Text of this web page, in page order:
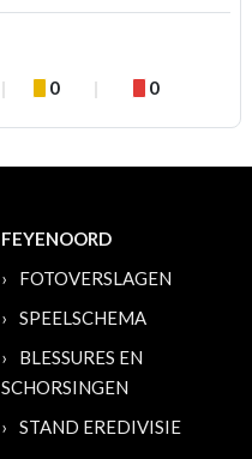
0 0
FEYENOORD
FOTOVERSLAGEN
SPEELSCHEMA
BLESSURES EN
SCHORSINGEN
STAND EREDIVISIE